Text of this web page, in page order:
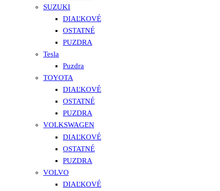
SUZUKI
DIAĽKOVÉ
OSTATNÉ
PUZDRA
Tesla
Puzdra
TOYOTA
DIAĽKOVÉ
OSTATNÉ
PUZDRA
VOLKSWAGEN
DIAĽKOVÉ
OSTATNÉ
PUZDRA
VOLVO
DIAĽKOVÉ